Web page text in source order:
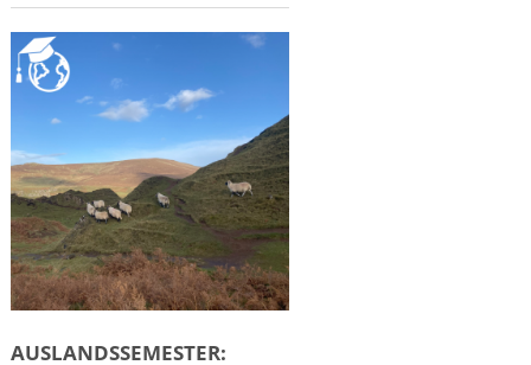
AUSLANDSSEMESTER: